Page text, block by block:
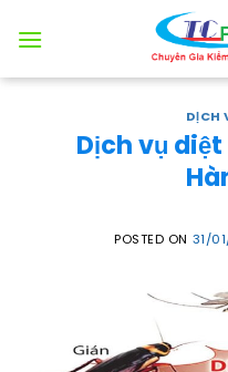
DỊCH
Dịch vụ
POSTED ON 31/